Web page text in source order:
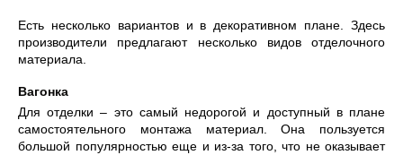
Есть несколько вариантов и в декоративном плане. Здесь
производители предлагают несколько видов отделочного
материала.
Вагонка
Для отделки – это самый недорогой и доступный в плане
самостоятельного монтажа материал. Она пользуется
большой популярностью еще и из-за того, что не оказывает